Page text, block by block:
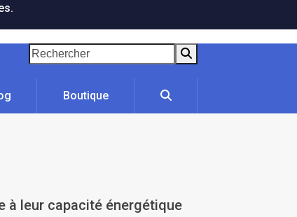
Rechercher
Boutique
à leur capacité énergétique